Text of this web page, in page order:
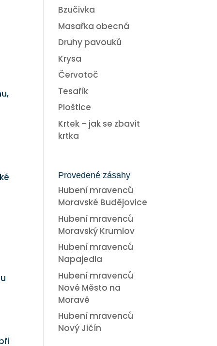
Bzučivka
Masařka obecná
Druhy pavouků
Krysa
Červotoč
Tesařík
Ploštice
Krtek – jak se zbavit
krtka
Provedené zásahy
Hubení mravenců
Moravské Budějovice
Hubení mravenců
Moravský Krumlov
Hubení mravenců
Napajedla
Hubení mravenců
Nové Město na
Moravě
Hubení mravenců
Nový Jičín